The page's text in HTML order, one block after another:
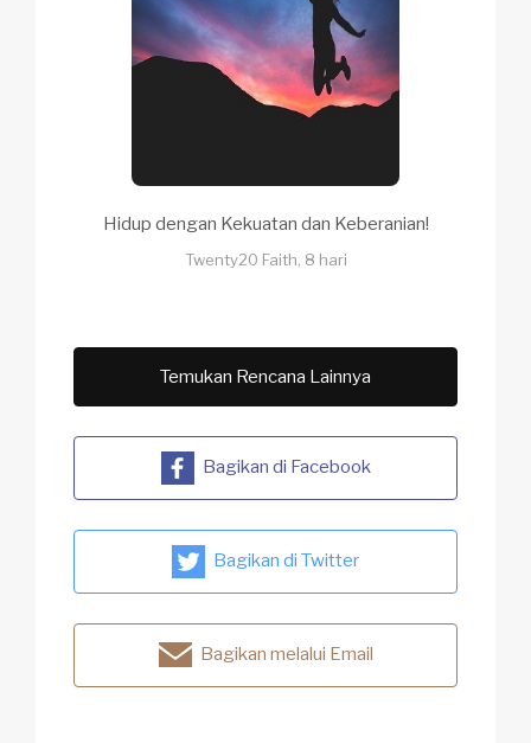
Hidup dengan Kekuatan dan Keberanian!
Twenty20 Faith, 8 hari
Temukan Rencana Lainnya
Bagikan di Facebook
Bagikan di Twitter
Bagikan melalui Email